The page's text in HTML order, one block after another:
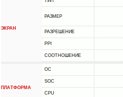
ЭКРАН
РАЗМЕР
РАЗРЕШЕНИЕ
PPI
СООТНОШЕНИЕ
ПЛАТФОРМА
ОС
SOC
CPU